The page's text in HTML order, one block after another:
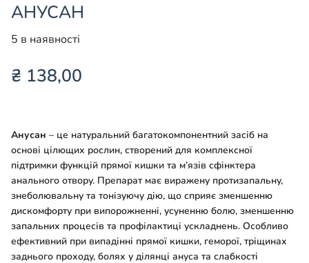
АНУСАН
5 в наявності
₴ 138,00
Анусан – це натуральний багатокомпонентний засіб на
основі цілющих рослин, створений для комплексної
підтримки функцій прямої кишки та м’язів сфінктера
анального отвору. Препарат має виражену протизапальну,
знеболювальну та тонізуючу дію, що сприяє зменшенню
дискомфорту при випорожненні, усуненню болю, зменшенню
запальних процесів та профілактиці ускладнень. Особливо
ефективний при випадінні прямої кишки, геморої, тріщинах
заднього проходу, болях у ділянці ануса та слабкості